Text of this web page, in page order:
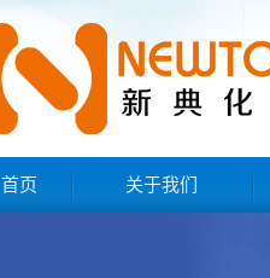
首页 关于我们